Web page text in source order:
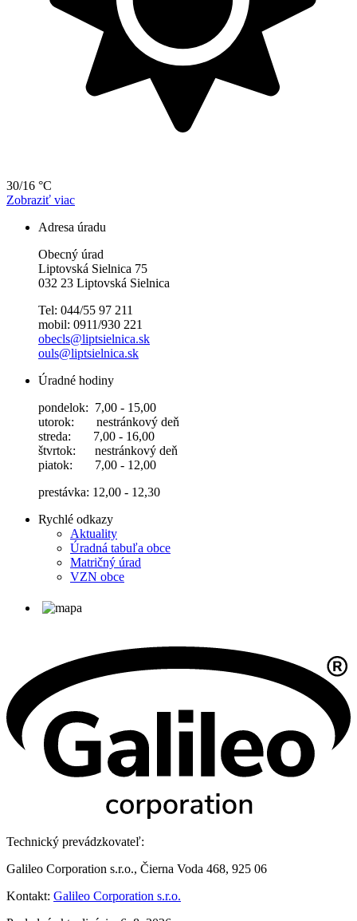
30/16 °C
Zobraziť viac
Adresa úradu
Obecný úrad
Liptovská Sielnica 75
032 23 Liptovská Sielnica
Tel: 044/55 97 211
mobil: 0911/930 221
obecls@liptsielnica.sk
ouls@liptsielnica.sk
Úradné hodiny
pondelok: 7,00 - 15,00
utorok: nestránkový deň
streda: 7,00 - 16,00
štvrtok: nestránkový deň
piatok: 7,00 - 12,00
prestávka: 12,00 - 12,30
Rychlé odkazy
Aktuality
Úradná tabuľa obce
Matričný úrad
VZN obce
Technický prevádzkovateľ:
Galileo Corporation s.r.o., Čierna Voda 468, 925 06
Kontakt: Galileo Corporation s.r.o.